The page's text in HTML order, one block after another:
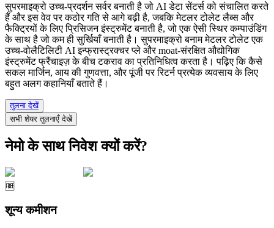
सुपरमाइक्रो उच्च-प्रदर्शन सर्वर बनाती है जो AI डेटा सेंटर्स को संचालित करते
हैं और इस वेव पर कठोर गति से आगे बढ़ी है, जबकि मेटलर टोलेट लैब्स और
फैक्ट्रियों के लिए प्रिसिजन इंस्ट्रुमेंट बनाती है, जो एक ऐसी स्थिर कम्पाउंडिंग
के साथ है जो कम ही सुर्खियाँ बनाती है। सुपरमाइक्रो बनाम मेटलर टोलेट एक
उच्च-वोलैटिलिटी AI इन्फ्रास्ट्रक्चर प्ले और moat-संरक्षित औद्योगिक
इंस्ट्रुमेंट फ्रैंचाइज़ के बीच टकराव का प्रतिनिधित्व करता है। पढ़िए कि कैसे
सकल मार्जिन, आय की गुणवत्ता, और पूंजी पर रिटर्न प्रत्येक व्यवसाय के लिए
बहुत अलग कहानियाँ बताते हैं।
तुलना देखें
सभी शेयर तुलनाएँ देखें
नेमो के साथ निवेश क्यों करें?
🆓
शून्य कमीशन